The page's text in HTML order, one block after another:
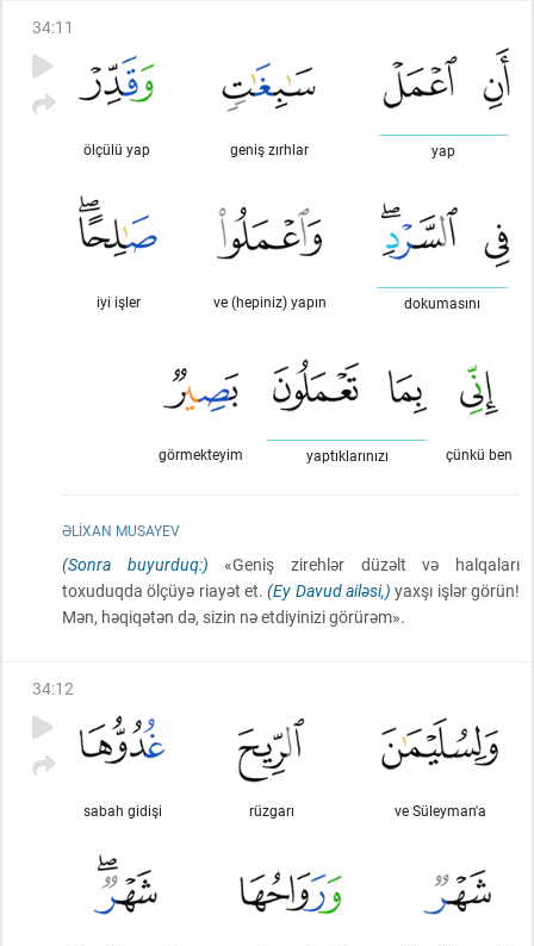
34:11
yap
geniş zırhlar
ölçülü yap
dokumasını
ve (hepiniz) yapın
iyi işler
çünkü ben
yaptıklarınızı
görmekteyim
ƏLIXAN MUSAYEV
(Sonra buyurduq:) «Geniş zirehlər düzəlt və halqaları
toxuduqda ölçüyə riayət et.(Ey Davud ailəsi,) yaxşı işlər görün!
Mən, həqiqətən də, sizin nə etdiyinizi görürəm».
34:12
ve Süleyman'a
rüzgarı
sabah gidişi